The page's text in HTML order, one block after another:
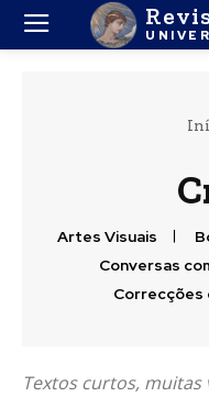
Artes Visuais
Conversas
Correcções
Textos curtos, muitas